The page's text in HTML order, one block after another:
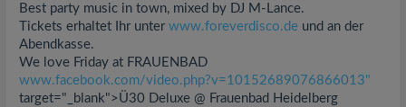
Best party music in town, mixed by DJ M-Lance.
Tickets erhaltet Ihr unter www.foreverdisco.de und an der
Abendkasse.
We love Friday at FRAUENBAD
www.facebook.com/video.php?v=10152689076866013"
target="_blank">Ü30 Deluxe @ Frauenbad Heidelberg